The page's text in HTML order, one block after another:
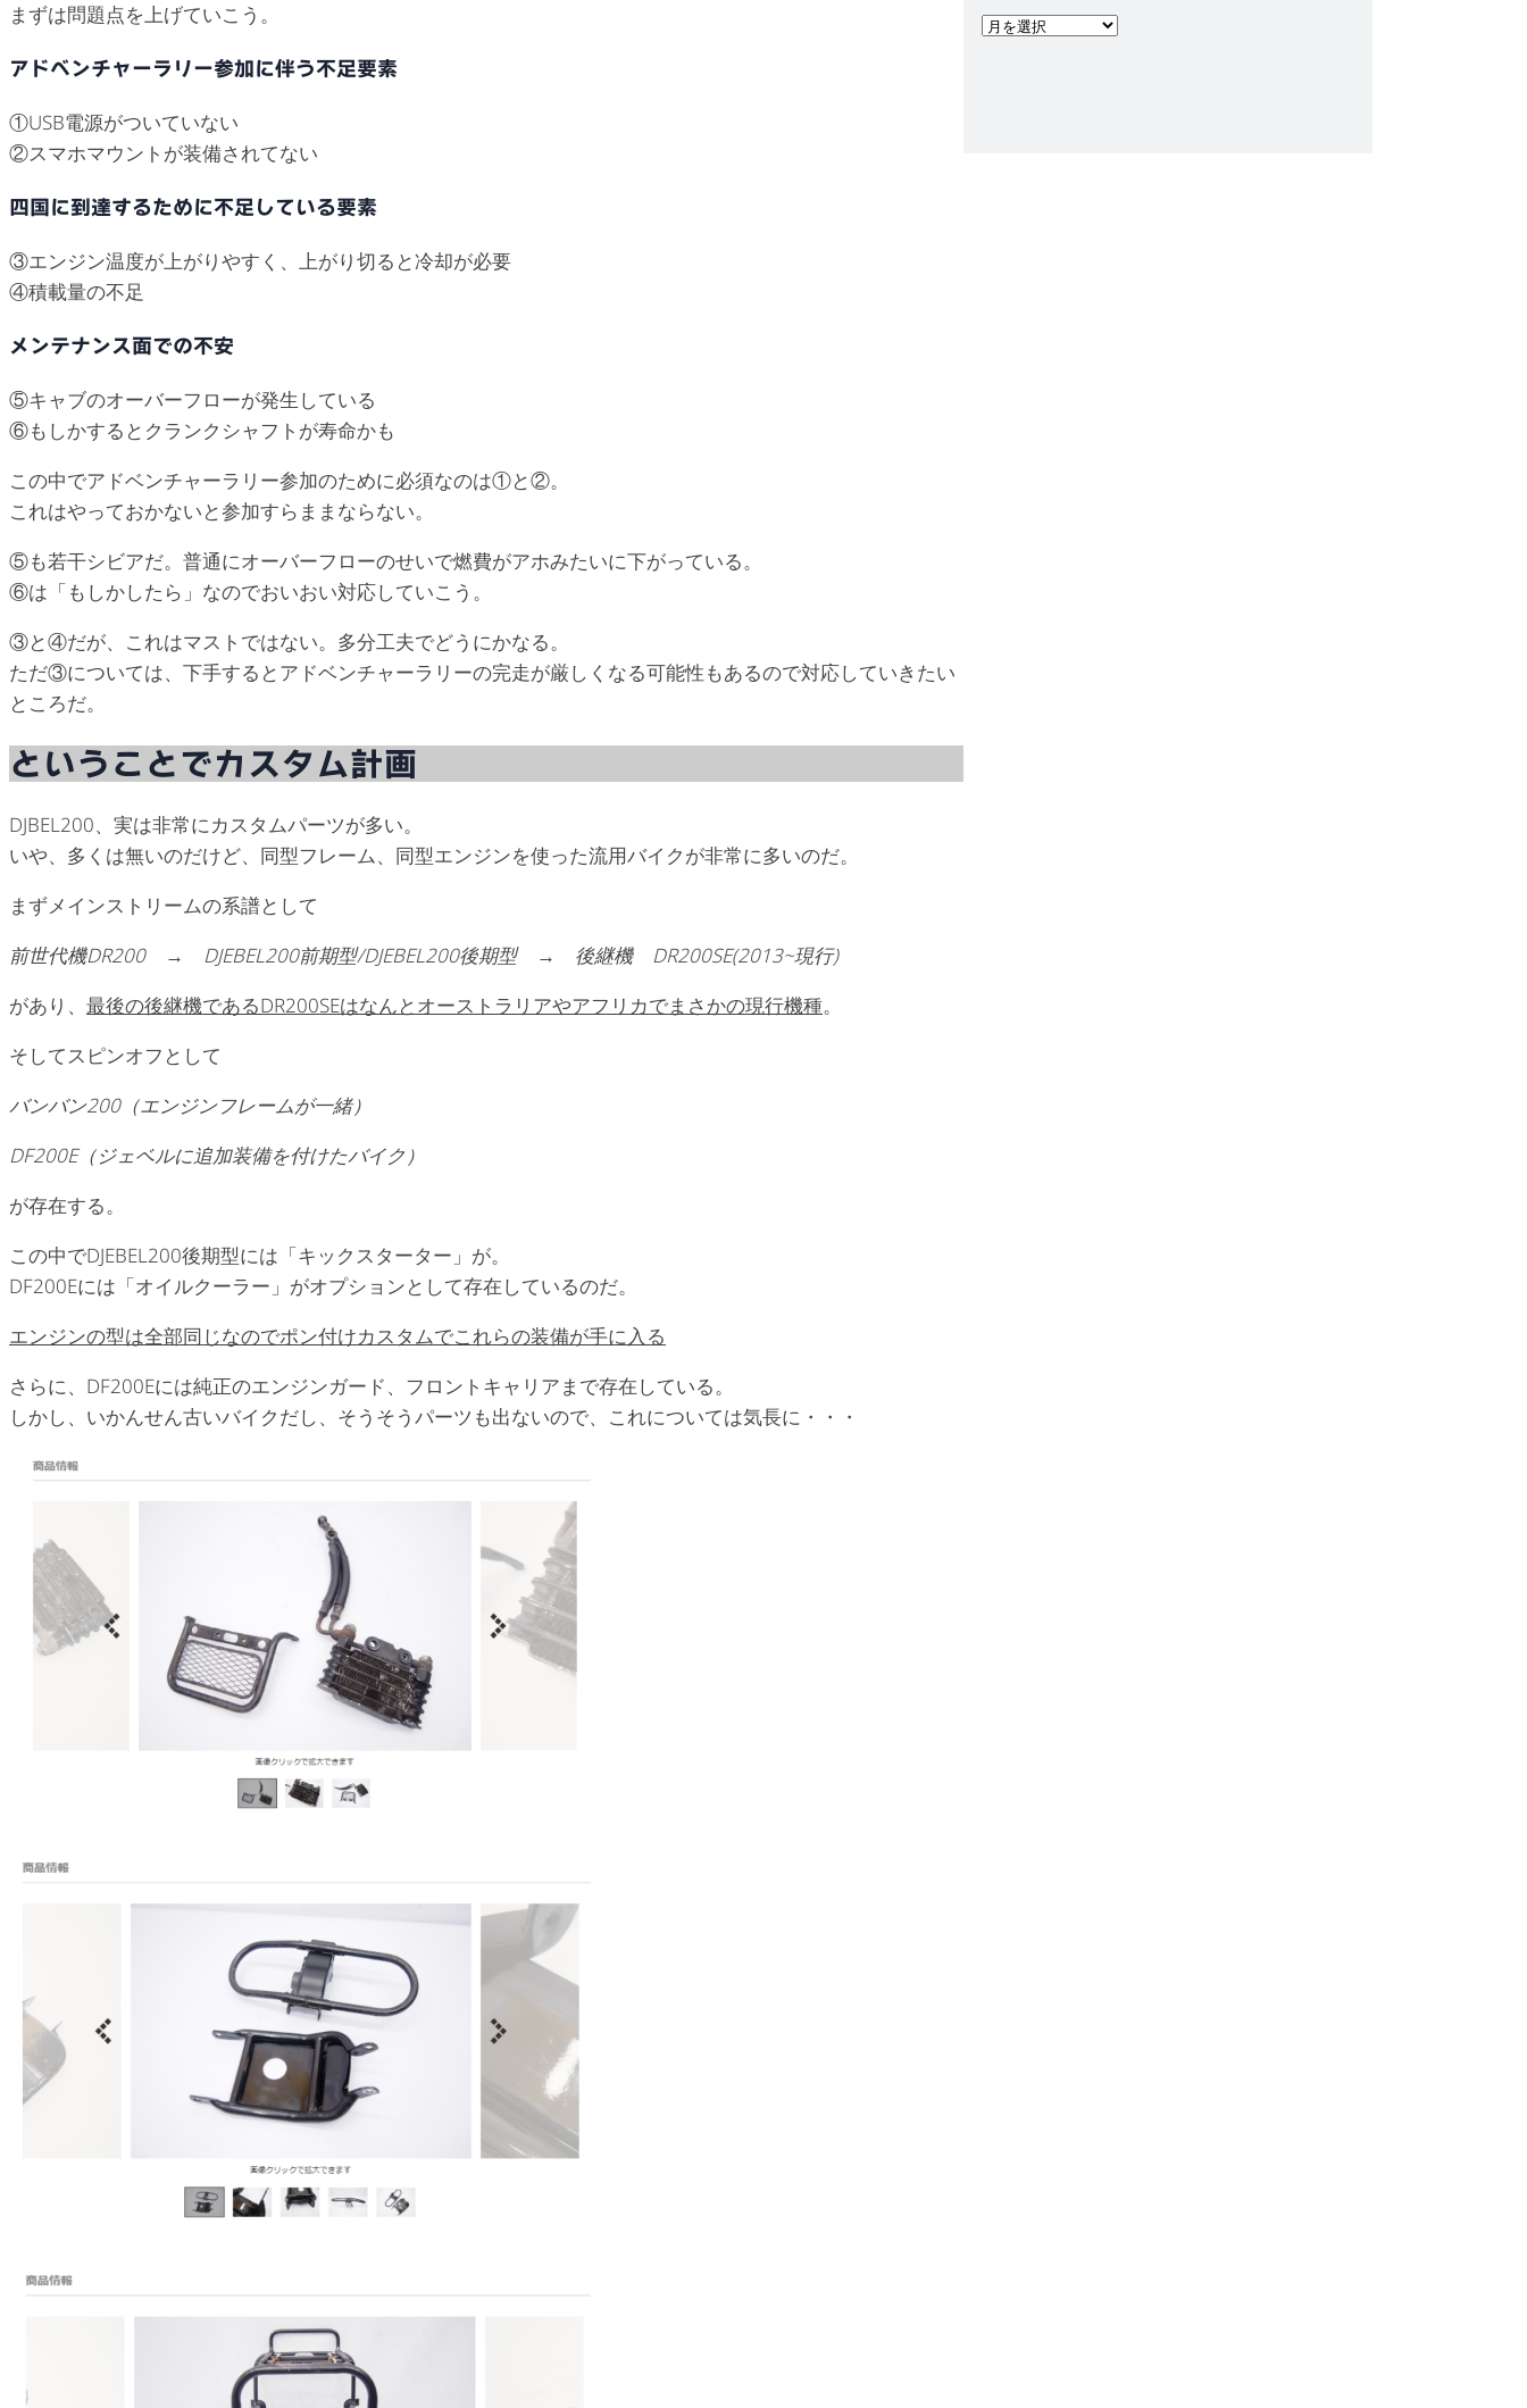
まずは問題点を上げていこう。
アドベンチャーラリー参加に伴う不足要素
①USB電源がついていない
②スマホマウントが装備されてない
四国に到達するために不足している要素
③エンジン温度が上がりやすく、上がり切ると冷却が必要
④積載量の不足
メンテナンス面での不安
⑤キャブのオーバーフローが発生している
⑥もしかするとクランクシャフトが寿命かも
この中でアドベンチャーラリー参加のために必須なのは①と②。
これはやっておかないと参加すらままならない。
⑤も若干シビアだ。普通にオーバーフローのせいで燃費がアホみたいに下がっている。
⑥は「もしかしたら」なのでおいおい対応していこう。
③と④だが、これはマストではない。多分工夫でどうにかなる。
ただ③については、下手するとアドベンチャーラリーの完走が厳しくなる可能性もあるので対応していきたい
ところだ。
ということでカスタム計画
DJBEL200、実は非常にカスタムパーツが多い。
いや、多くは無いのだけど、同型フレーム、同型エンジンを使った流用バイクが非常に多いのだ。
まずメインストリームの系譜として
前世代機DR200 → DJEBEL200前期型/DJEBEL200後期型 → 後継機 DR200SE(2013~現行)
があり、 最後の後継機であるDR200SEはなんとオーストラリアやアフリカでまさかの現行機種。
そしてスピンオフとして
バンバン200（エンジンフレームが一緒）
DF200E（ジェベルに追加装備を付けたバイク）
が存在する。
この中でDJEBEL200後期型には「キックスターター」が。
DF200Eには「オイルクーラー」がオプションとして存在しているのだ。
エンジンの型は全部同じなのでポン付けカスタムでこれらの装備が手に入る
さらに、DF200Eには純正のエンジンガード、フロントキャリアまで存在している。
しかし、いかんせん古いバイクだし、そうそうパーツも出ないので、これについては気長に・・・
ア